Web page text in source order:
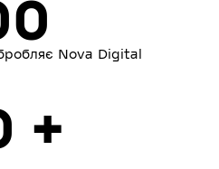
Nova Digital
+